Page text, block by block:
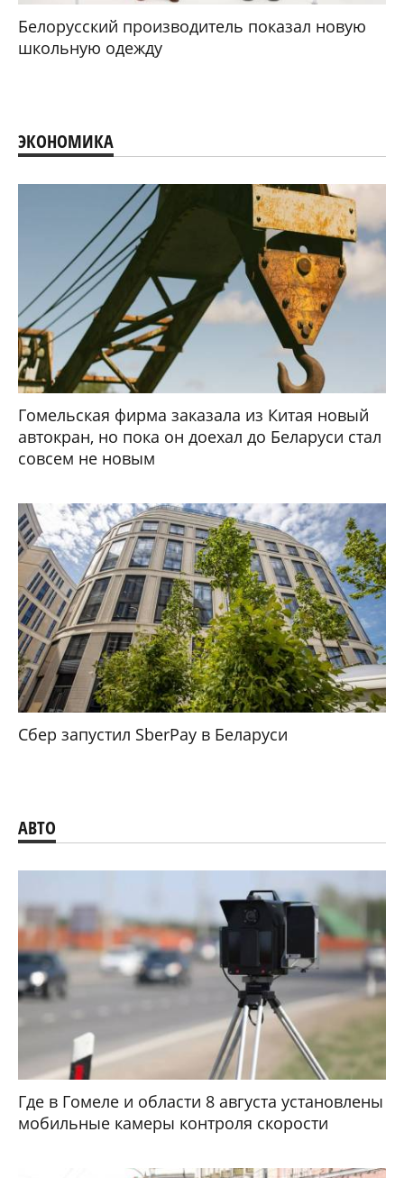
Белорусский производитель показал новую
школьную одежду
ЭКОНОМИКА
Гомельская фирма заказала из Китая новый
автокран, но пока он доехал до Беларуси стал
совсем не новым
Сбер запустил SberPay в Беларуси
АВТО
Где в Гомеле и области 8 августа установлены
мобильные камеры контроля скорости